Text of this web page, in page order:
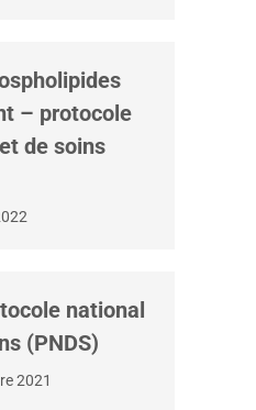
– protocole
de soins
national
(PNDS)
2021